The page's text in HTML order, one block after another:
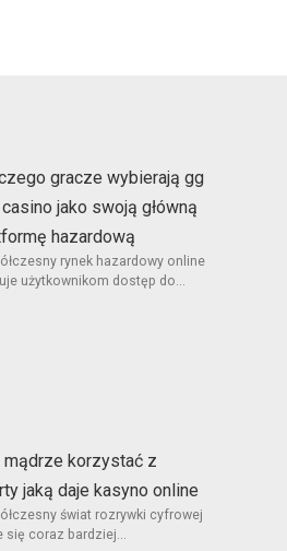
gracze wybierają gg
jako swoją główną
hazardową
rynek hazardowy online
użytkownikom dostęp do...
mądrze korzystać z
jaką daje kasyno online
świat rozrywki cyfrowej
się coraz bardziej...